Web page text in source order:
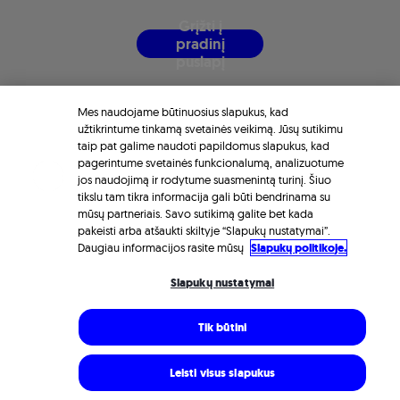
Grįžtiį
pradinį
puslapį
Mes naudojame būtinuosius slapukus, kad
užtikrintume tinkamą svetainės veikimą. Jūsų sutikimu
taip pat galime naudoti papildomus slapukus, kad
pagerintume svetainės funkcionalumą, analizuotume
jos naudojimą ir rodytume suasmenintą turinį. Šiuo
tikslu tam tikra informacija gali būti bendrinama su
mūsų partneriais. Savo sutikimą galite bet kada
pakeisti arba atšaukti skiltyje “Slapukų nustatymai”.
Daugiau informacijos rasite mūsų Slapukų politikoje.
Slapukų nustatymai
Tik būtini
Leisti visus slapukus